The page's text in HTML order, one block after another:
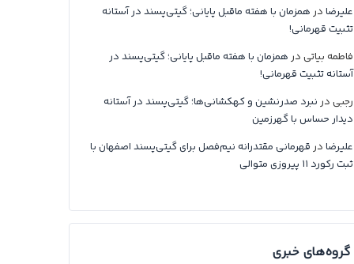
علیرضادر همزمان با هفته ماقبل پایانی؛ گیتی‌پسند در آستانه
تثبیت قهرمانی!
فاطمه بیاتیدر همزمان با هفته ماقبل پایانی؛ گیتی‌پسند در
آستانه تثبیت قهرمانی!
رجبیدر نبرد صدرنشین و کهکشانی‌ها؛ گیتی‌پسند در آستانه
دیدار حساس با گهرزمین
علیرضادر قهرمانی مقتدرانه نیم‌فصل برای گیتی‌پسند اصفهان با
ثبت رکورد ۱۱ پیروزی متوالی
گروه‌های خبری